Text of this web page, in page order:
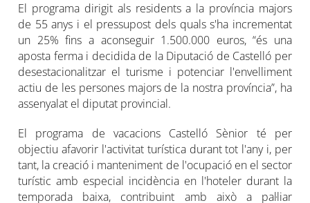
El programa dirigit als residents a la província majors
de 55 anys i el pressupost dels quals s'ha incrementat
un 25% fins a aconseguir 1.500.000 euros, “és una
aposta ferma i decidida de la Diputació de Castelló per
desestacionalitzar el turisme i potenciar l'envelliment
actiu de les persones majors de la nostra província”, ha
assenyalat el diputat provincial.
El programa de vacacions Castelló Sènior té per
objectiu afavorir l'activitat turística durant tot l'any i, per
tant, la creació i manteniment de l'ocupació en el sector
turístic amb especial incidència en l'hoteler durant la
temporada baixa, contribuint amb això a pal·liar